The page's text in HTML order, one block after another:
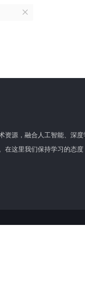
资源，融合人工智能、深
在这里我们保持学习的态度